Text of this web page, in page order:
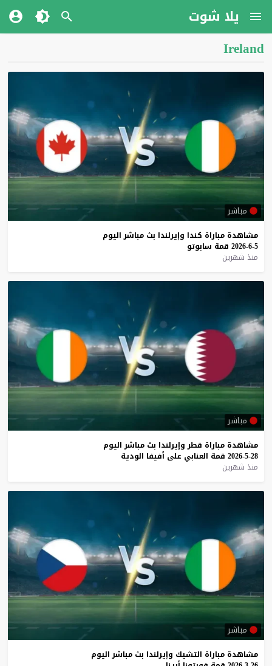
يلا شوت
Ireland
مباشر
مشاهدة مباراة كندا وإيرلندا بث مباشر اليوم
5-6-2026
قمة سابوتو
منذ شهرين
مباشر
مشاهدة مباراة قطر وإيرلندا بث مباشر اليوم
28-5-2026
قمة العنابي على أفيفا الودية
منذ شهرين
مباشر
مشاهدة مباراة التشيك وإيرلندا بث مباشر اليوم